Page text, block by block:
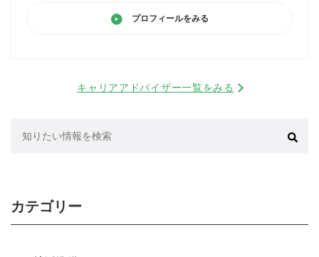
プロフィールをみる
キャリアアドバイザー一覧をみる
カテゴリー